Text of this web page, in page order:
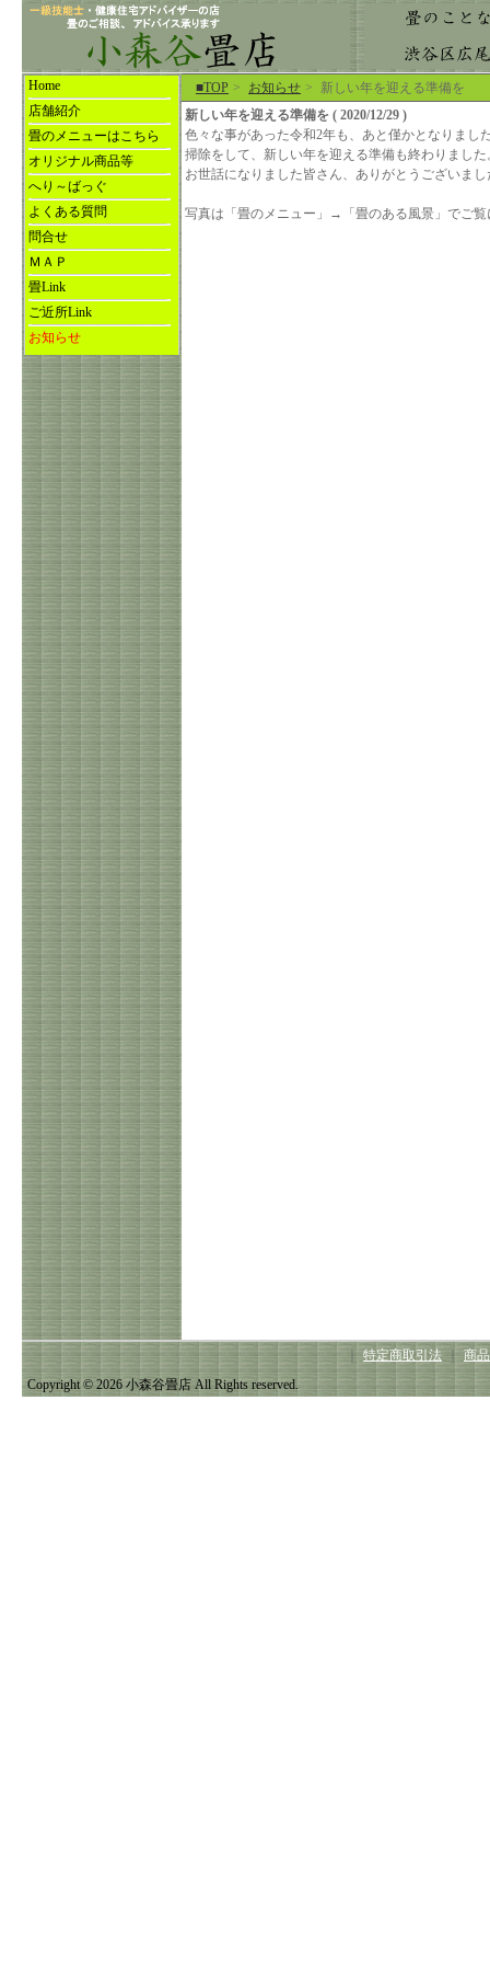
Home
店舗紹介
畳のメニューはこちら
オリジナル商品等
へり～ばっぐ
よくある質問
問合せ
ＭＡＰ
畳Link
ご近所Link
お知らせ
■TOP > お知らせ >
新しい年を迎える準備を
新しい年を迎える準備を ( 2020/12/29 )
色々な事があった令和2年も、あと僅かとなりまし
掃除をして、新しい年を迎える準備も終わりました
お世話になりました皆さん、ありがとうございまし
写真は「畳のメニュー」→「畳のある風景」でご覧
｜ 特定商取引法 ｜ 商
Copyright © 2026 小森谷畳店 All Rights reserved.